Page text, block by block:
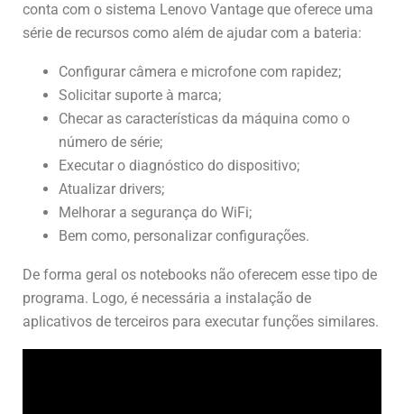
conta com o sistema Lenovo Vantage que oferece uma
série de recursos como além de ajudar com a bateria:
Configurar câmera e microfone com rapidez;
Solicitar suporte à marca;
Checar as características da máquina como o
número de série;
Executar o diagnóstico do dispositivo;
Atualizar drivers;
Melhorar a segurança do WiFi;
Bem como, personalizar configurações.
De forma geral os notebooks não oferecem esse tipo de
programa. Logo, é necessária a instalação de
aplicativos de terceiros para executar funções similares.